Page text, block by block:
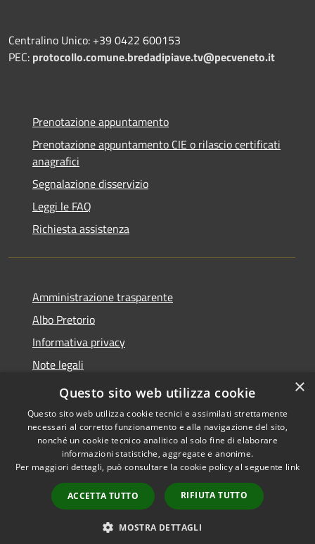
Centralino Unico: +39 0422 600153
PEC: protocollo.comune.bredadipiave.tv@pecveneto.it
Prenotazione appuntamento
Prenotazione appuntamento CIE o rilascio certificati
anagrafici
Segnalazione disservizio
Leggi le FAQ
Richiesta assistenza
Amministrazione trasparente
Albo Pretorio
Informativa privacy
Note legali
Dichiarazione di accessibilità
Accessibilità
Copyright © 2026 • Comune di
Breda di Piave • Powered by
Municipium•
Accesso
redazione
×
Questo sito web utilizza cookie
Questo sito web utilizza cookie tecnici e assimilati strettamente
necessari al corretto funzionamento e alla navigazione del sito,
nonché un cookie tecnico analitico al solo fine di elaborare
informazioni statistiche, aggregate e anonime.
Per maggiori dettagli, può consultare la cookie policy al seguente link
ACCETTA TUTTO RIFIUTA TUTTO
MOSTRA DETTAGLI